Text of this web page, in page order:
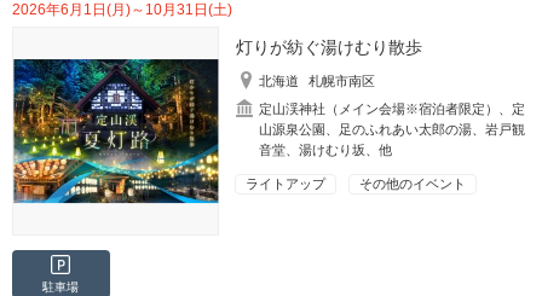
2026年6月1日(月)～10月31日(土)
灯りが紡ぐ湯けむり散歩
北海道
札幌市南区
定山渓神社（メイン会場※宿泊者限定）、定
山源泉公園、足のふれあい太郎の湯、岩戸観
音堂、湯けむり坂、他
ライトアップ その他のイベント
駐車場